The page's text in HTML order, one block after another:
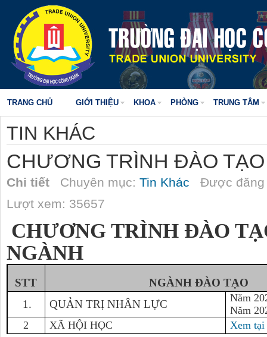
TRANG CHỦ GIỚI THIỆU KHOA PHÒNG TRUNG TÂM
TIN KHÁC
CHƯƠNG TRÌNH ĐÀO
Chi tiết Chuyên mục: Tin Khác Được
Lượt xem: 35657
CHƯƠNG TRÌNH ĐÀO
NGÀNH
STT
NGÀNH ĐÀO TẠO
1.
QUẢN TRỊ NHÂN LỰC
Năm
Năm
2
XÃ HỘI HỌC Xem tại